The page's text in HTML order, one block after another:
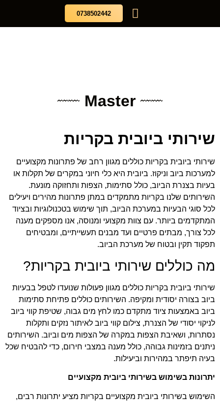
0738502442
Master
שירותי ביובית בקריות
שירותי ביובית בקריות כוללים מגוון רחב של פתרונות מקצועיים
למערכות ביוב וניקוז. ביובית היא כלי חיוני במקרים של תקלות או
בעיות בצנרת הביוב, כולל סתימות, הצפות ותחזוקה מונעת.
השירותים שלנו בקריות מתמקדים במתן פתרונות מהירים ויעילים
לכל סוגי הבעיות במערכת הביוב, תוך שימוש בטכנולוגיות ובציוד
המתקדמים ביותר. עם צוות מקצועי ומנוסה, אנו מספקים מענה
לכל צורך, מבתים פרטיים ועד מבנים תעשייתיים, ומבטיחים
תפקוד תקין ובטוח של מערכת הביוב.
מה כוללים שירותי ביובית בקריות?
שירותי ביובית בקריות כוללים מגוון פעולות שנועדו לטפל בבעיות
ביוב בצורה יסודית ומקיפה. השירותים כוללים פתיחת סתימות
ביוב באמצעות ציוד מתקדם כמו לחץ מים גבוה, שטיפת קווי ביוב
לניקוי יסודי של הצנרת, צילום קווי ביוב לאיתור נזקים ותקלות
נסתרות, ושאיבת הצפות במקרה של הצפות מים וביוב. השירותים
ניתנים בזמינות גבוהה, כולל מענה במצבי חירום, כדי להבטיח שכל
בעיה תיפתר במהירות וביעילות.
יתרונות בשימוש בשירותי ביובית מקצועיים
השימוש בשירותי ביובית מקצועיים בקריות מציע יתרונות רבים,